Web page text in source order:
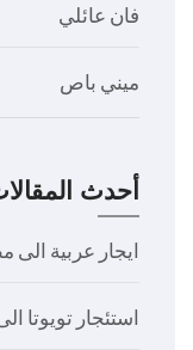
فان عائلي
ميني باص
أحدث
ايجار عربية الى
استئجار تويوتا